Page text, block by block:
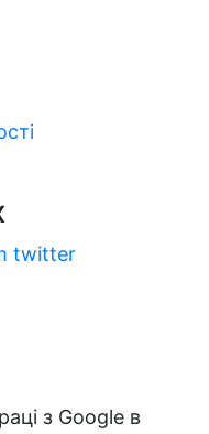
twitter
з Google в